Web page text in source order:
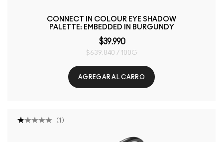
CONNECT IN COLOUR EYE SHADOW
PALETTE: EMBEDDED IN BURGUNDY
$39.990
$639.840 / 100G
AGREGAR AL CARRO
(1 )